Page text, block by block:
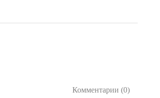
Комментарии (0)